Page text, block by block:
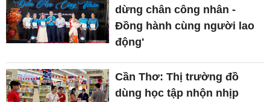
dừng chân công nhân -
Đồng hành cùng người lao
động'
Cần Thơ: Thị trường đồ
dùng học tập nhộn nhịp